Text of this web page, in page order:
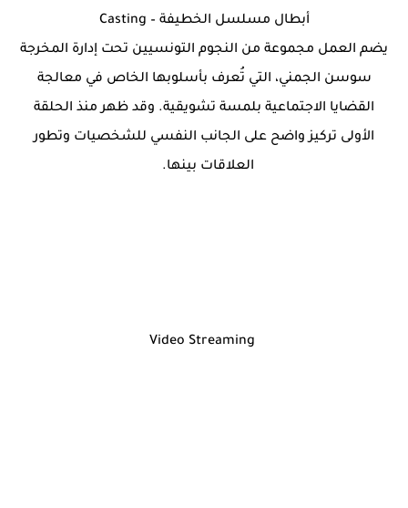
أبطال مسلسل الخطيفة – Casting
يضم العمل مجموعة من النجوم التونسيين تحت إدارة المخرجة
سوسن الجمني، التي تُعرف بأسلوبها الخاص في معالجة
القضايا الاجتماعية بلمسة تشويقية. وقد ظهر منذ الحلقة
الأولى تركيز واضح على الجانب النفسي للشخصيات وتطور
العلاقات بينها.